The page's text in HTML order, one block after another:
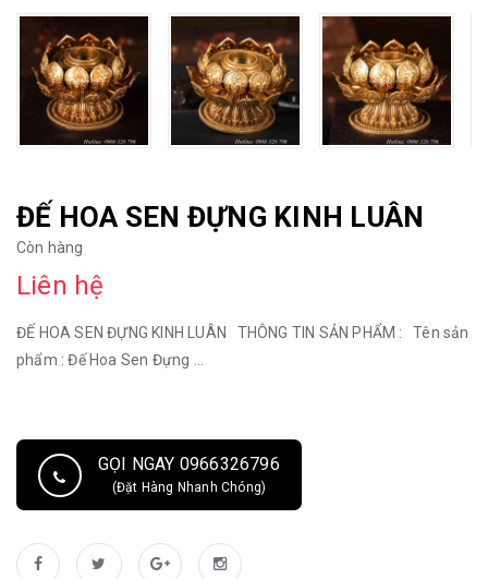
ĐẾ HOA SEN ĐỰNG KINH LUÂN
Còn hàng
Liên hệ
ĐẾ HOA SEN ĐỰNG KINH LUÂN THÔNG TIN SẢN PHẨM : Tên sản
phẩm : Đế Hoa Sen Đựng ...
GỌI NGAY 0966326796
(Đặt Hàng Nhanh Chóng)